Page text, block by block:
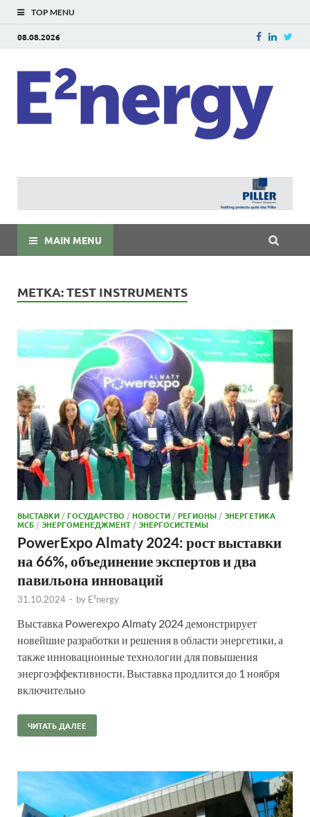
TOP MENU
08.08.2026
MAIN MENU
МЕТКА:TEST INSTRUMENTS
ВЫСТАВКИ /ГОСУДАРСТВО /НОВОСТИ /РЕГИОНЫ /ЭНЕРГЕТИКА
МСБ /ЭНЕРГОМЕНЕДЖМЕНТ /ЭНЕРГОСИСТЕМЫ
PowerExpo Almaty 2024: рост выставки
на 66%, объединение экспертов и два
павильона инноваций
31.10.2024 - by E²nergy
Выставка Powerexpo Almaty 2024 демонстрирует
новейшие разработки и решения в области энергетики, а
также инновационные технологии для повышения
энергоэффективности. Выставка продлится до 1 ноября
включительно
ЧИТАТЬ ДАЛЕЕ